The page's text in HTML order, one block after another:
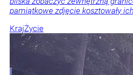
pamiątkowe zdjęcie kosztowały
KrajŻycie